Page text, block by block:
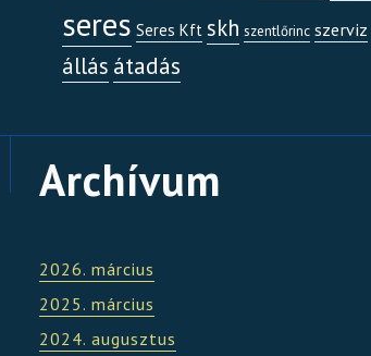
seres Seres Kft skh szentlőrinc szerviz
állás átadás
Archívum
2026. március
2025. március
2024. augusztus